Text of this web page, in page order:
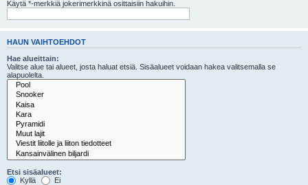
Käytä *-merkkiä jokerimerkkinä osittaisiin hakuihin.
HAUN VAIHTOEHDOT
Hae alueittain:
Valitse alue tai alueet, josta haluat etsiä. Sisäalueet voidaan hakea valitsemalla se
alapuolelta.
Etsi sisäalueet:
Kyllä
Ei